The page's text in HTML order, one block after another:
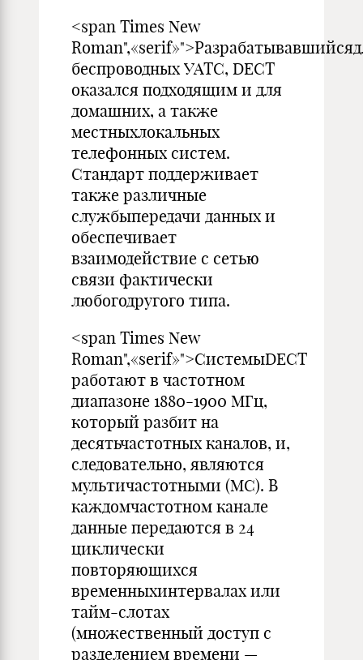
<span Times New
беспроводных УАТС, DECT
оказался подходящим и для
домашних, а также
местныхлокальных
телефонных систем.
Стандарт поддерживает
также различные
службыпередачи данных и
обеспечивает
взаимодействие с сетью
связи фактически
любогодругого типа.
<span Times New
Roman",«serif»">СистемыDECT
работают в частотном
диапазоне 1880-1900 МГц,
который разбит на
десятьчастотных каналов, и,
следовательно, являются
мультичастотными (МС). В
каждомчастотном канале
данные передаются в 24
циклически
повторяющихся
временныхинтервалах или
тайм-слотах
(множественный доступ с
разделением времени —